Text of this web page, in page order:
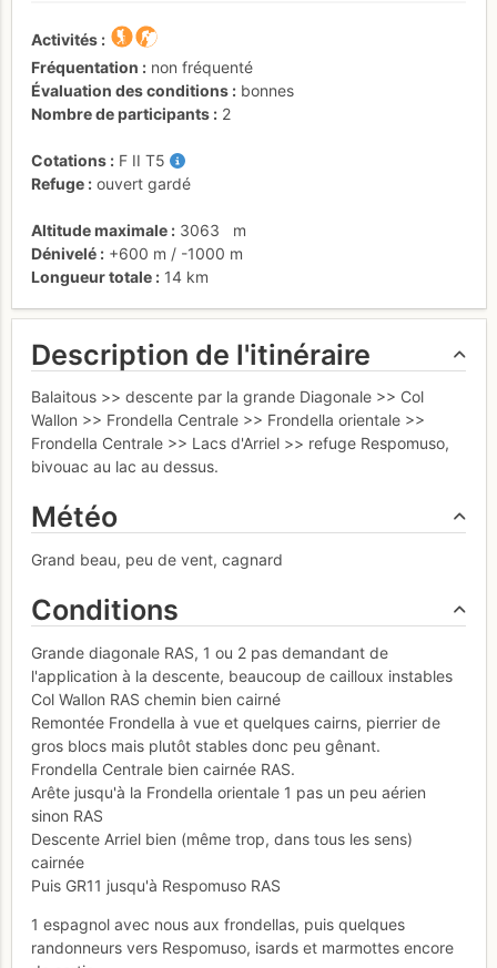
Activités
Fréquentation
non fréquenté
Évaluation des conditions
bonnes
Nombre de participants
2
Cotations F II T5
Refuge
ouvert gardé
Altitude maximale 3063
m
Dénivelé
+600 m / -1000 m
Longueur totale
14 km
Description de l'itinéraire
Balaitous >> descente par la grande Diagonale >> Col
Wallon >> Frondella Centrale >> Frondella orientale >>
Frondella Centrale >> Lacs d'Arriel >> refuge Respomuso,
bivouac au lac au dessus.
Météo
Grand beau, peu de vent, cagnard
Conditions
Grande diagonale RAS, 1 ou 2 pas demandant de
l'application à la descente, beaucoup de cailloux instables
Col Wallon RAS chemin bien cairné
Remontée Frondella à vue et quelques cairns, pierrier de
gros blocs mais plutôt stables donc peu gênant.
Frondella Centrale bien cairnée RAS.
Arête jusqu'à la Frondella orientale 1 pas un peu aérien
sinon RAS
Descente Arriel bien (même trop, dans tous les sens)
cairnée
Puis GR11 jusqu'à Respomuso RAS
1 espagnol avec nous aux frondellas, puis quelques
randonneurs vers Respomuso, isards et marmottes encore